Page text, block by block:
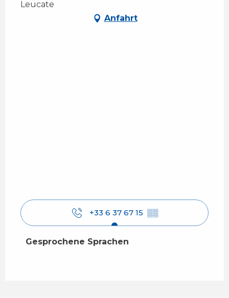
Leucate
Anfahrt
+33 6 37 67 15 ▒▒
Gesprochene Sprachen
Gesprochene Sprachen